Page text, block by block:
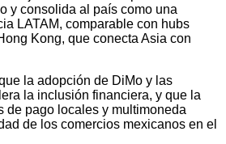
y consolida al país como una
LATAM, comparable con hubs
Kong, que conecta Asia con
la adopción de DiMo y las
la inclusión financiera, y que la
de pago locales y multimoneda
de los comercios mexicanos en el